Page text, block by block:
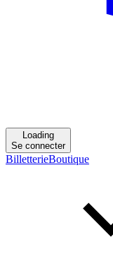
Loading
Se connecter
BilletterieBoutique